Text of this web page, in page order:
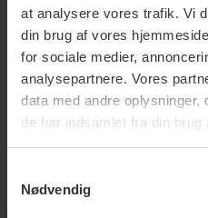
at analysere vores trafik. Vi
din brug af vores
for sociale medier,
analysepartnere. Vores
data med andre oplysninger,
de har indsamlet fra din brug
Nødvendig
Materiale